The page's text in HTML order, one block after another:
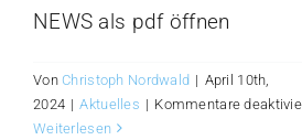
NEWS als pdf öffnen
VonChristoph Nordwald | April 10th,
2024 | Aktuelles | Kommentare
Weiterlesen